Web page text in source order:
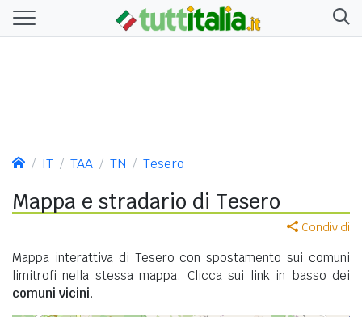
IT TAA TN Tesero
Mappa e stradario di Tesero
Condividi
Mappa interattiva di Tesero con spostamento sui comuni
limitrofi nella stessa mappa. Clicca sui link in basso dei
comuni vicini.